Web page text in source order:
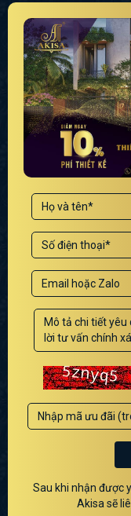
Sau khi nhận được
Akisa sẽ